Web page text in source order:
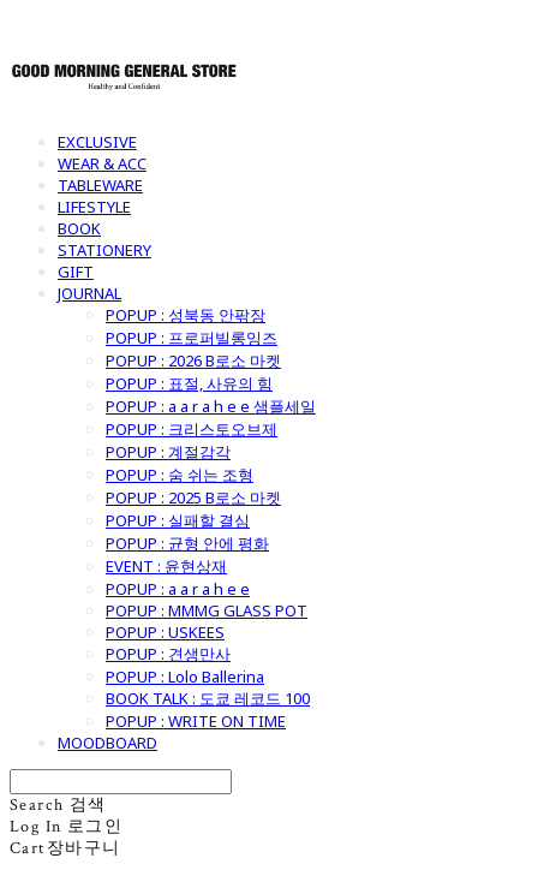
EXCLUSIVE
WEAR & ACC
TABLEWARE
LIFESTYLE
BOOK
STATIONERY
GIFT
JOURNAL
POPUP : 성북동 안팎장
POPUP : 프로퍼빌롱잉즈
POPUP : 2026 B로소 마켓
POPUP : 표절, 사유의 힘
POPUP : a a r a h e e 샘플세일
POPUP : 크리스토오브제
POPUP : 계절감각
POPUP : 숨 쉬는 조형
POPUP : 2025 B로소 마켓
POPUP : 실패할 결심
POPUP : 균형 안에 평화
EVENT : 윤현상재
POPUP : a a r a h e e
POPUP : MMMG GLASS POT
POPUP : USKEES
POPUP : 견생만사
POPUP : Lolo Ballerina
BOOK TALK : 도쿄 레코드 100
POPUP : WRITE ON TIME
MOODBOARD
Search 검색
Log In 로그인
Cart 장바구니